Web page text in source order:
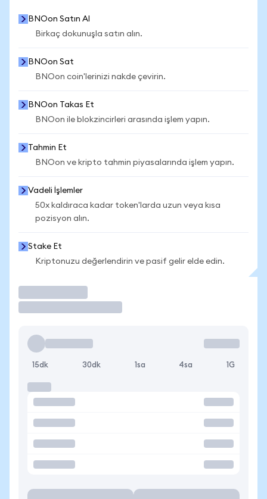
BNOon Satın Al
Birkaç dokunuşla satın alın.
BNOon Sat
BNOon coin'lerinizi nakde çevirin.
BNOon Takas Et
BNOon ile blokzincirleri arasında işlem yapın.
Tahmin Et
BNOon ve kripto tahmin piyasalarında işlem yapın.
Vadeli İşlemler
50x kaldıraca kadar token'larda uzun veya kısa
pozisyon alın.
Stake Et
Kriptonuzu değerlendirin ve pasif gelir elde edin.
15dk 30dk 1sa 4sa 1G